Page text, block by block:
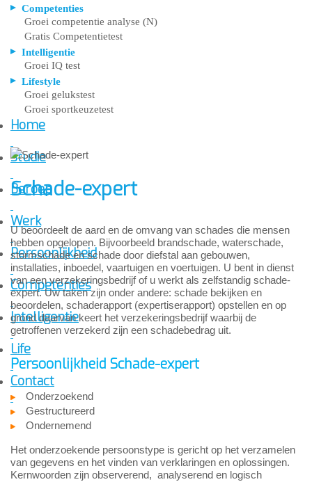
Competenties
Groei competentie analyse (N)
Gratis Competentietest
Intelligentie
Groei IQ test
Lifestyle
Groei gelukstest
Groei sportkeuzetest
Home
Studie
Beroep
Werk
Persoonlijkheid
Competenties
Intelligentie
Life
Contact
Schade-expert
U beoordeelt de aard en de omvang van schades die mensen
hebben opgelopen. Bijvoorbeeld brandschade, waterschade,
stormschade en schade door diefstal aan gebouwen,
installaties, inboedel, vaartuigen en voertuigen. U bent in dienst
van een verzekeringsbedrijf of u werkt als zelfstandig schade-
expert. Uw taken zijn onder andere: schade bekijken en
beoordelen, schaderapport (expertiserapport) opstellen en op
grond daarvan keert het verzekeringsbedrijf waarbij de
getroffenen verzekerd zijn een schadebedrag uit.
Persoonlijkheid Schade-expert
Onderzoekend
Gestructureerd
Ondernemend
Het onderzoekende persoonstype is gericht op het verzamelen
van gegevens en het vinden van verklaringen en oplossingen.
Kernwoorden zijn observerend, analyserend en logisch